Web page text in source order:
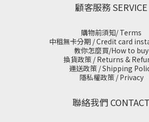
顧客服務 SERVICE
購物前須知/ Terms
中租無卡分期 / Credit card
教你怎麼買/How to buy
換貨政策 / Returns &
運送政策 / Shipping
隱私權政策 / Privacy
聯絡我們 CONTACT